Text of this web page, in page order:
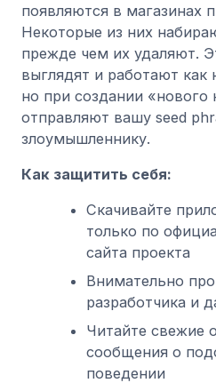
появляются в магазинах
Некоторые из них
прежде чем их удаляют.
выглядят и работают
но при создании «нового
отправляют вашу seed
злоумышленнику.
Как защитить себя:
Скачивайте
только по
сайта проекта
Внимательно
разработчика и
Читайте свежие
сообщения о
поведении